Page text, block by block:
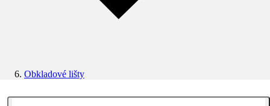
Obkladové lišty